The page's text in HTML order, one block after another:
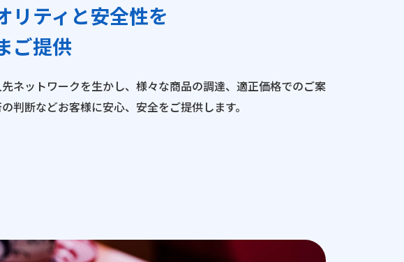
リティと安全性を
ご提供
ネットワークを生かし、様々な商品の調達、適正価格でのご案
判断などお客様に安心、安全をご提供します。